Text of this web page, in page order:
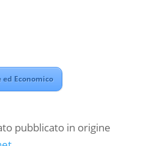
ed Economico
pubblicato in origine